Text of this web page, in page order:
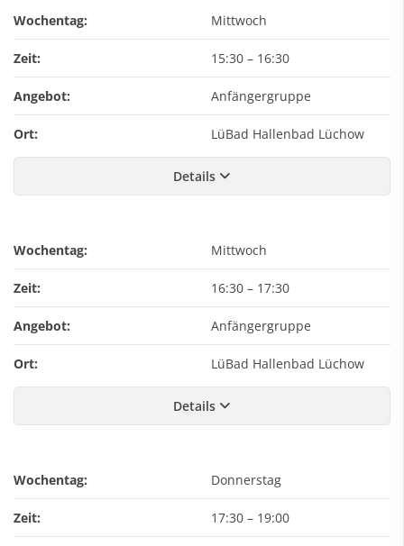
Wochentag: Mittwoch
Zeit: 15:30 – 16:30
Angebot: Anfängergruppe
Ort: LüBad Hallenbad Lüchow
Details
Wochentag: Mittwoch
Zeit: 16:30 – 17:30
Angebot: Anfängergruppe
Ort: LüBad Hallenbad Lüchow
Details
Wochentag: Donnerstag
Zeit: 17:30 – 19:00